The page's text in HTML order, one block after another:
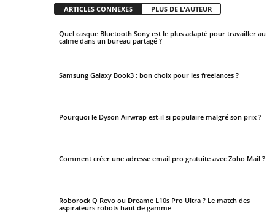
ARTICLES CONNEXES PLUS DE L'AUTEUR
Quel casque Bluetooth Sony est le plus adapté pour travailler au
calme dans un bureau partagé ?
Samsung Galaxy Book3 : bon choix pour les freelances ?
Pourquoi le Dyson Airwrap est-il si populaire malgré son prix ?
Comment créer une adresse email pro gratuite avec Zoho Mail ?
Roborock Q Revo ou Dreame L10s Pro Ultra ? Le match des
aspirateurs robots haut de gamme